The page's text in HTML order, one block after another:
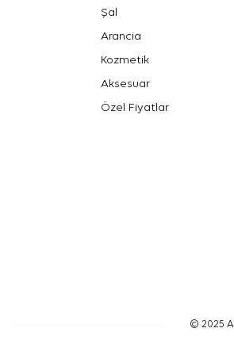
Şal
Arancia
Kozmetik
Aksesuar
Özel Fiyatlar
© 2025